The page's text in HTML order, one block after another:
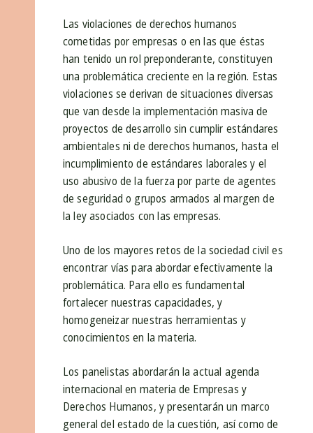
Las violaciones de derechos humanos
cometidas por empresas o en las que éstas
han tenido un rol preponderante, constituyen
una problemática creciente en la región. Estas
violaciones se derivan de situaciones diversas
que van desde la implementación masiva de
proyectos de desarrollo sin cumplir estándares
ambientales ni de derechos humanos, hasta el
incumplimiento de estándares laborales y el
uso abusivo de la fuerza por parte de agentes
de seguridad o grupos armados al margen de
la ley asociados con las empresas.
Uno de los mayores retos de la sociedad civil es
encontrar vías para abordar efectivamente la
problemática. Para ello es fundamental
fortalecer nuestras capacidades, y
homogeneizar nuestras herramientas y
conocimientos en la materia.
Los panelistas abordarán la actual agenda
internacional en materia de Empresas y
Derechos Humanos, y presentarán un marco
general del estado de la cuestión, así como de